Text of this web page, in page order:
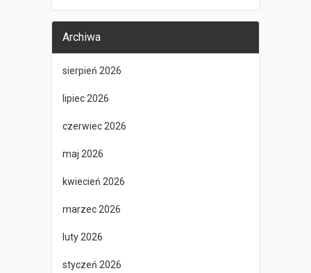
Archiwa
sierpień 2026
lipiec 2026
czerwiec 2026
maj 2026
kwiecień 2026
marzec 2026
luty 2026
styczeń 2026